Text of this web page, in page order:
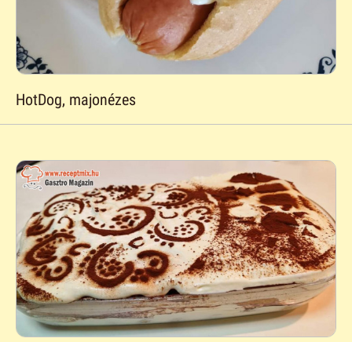
HotDog, majonézes